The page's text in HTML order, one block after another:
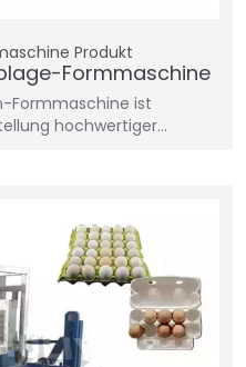
Produkt
Formmaschine
Formmaschine ist
hochwertiger…